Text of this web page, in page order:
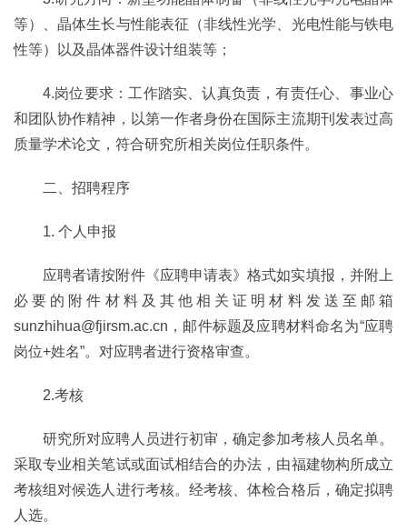
等）、晶体生长与性能表征（非线性光学、光电性能与铁电
性等）以及晶体器件设计组装等；
4.岗位要求：工作踏实、认真负责，有责任心、事业心
和团队协作精神，以第一作者身份在国际主流期刊发表过高
质量学术论文，符合研究所相关岗位任职条件。
二、招聘程序
1. 个人申报
应聘者请按附件《应聘申请表》格式如实填报，并附上
必要的附件材料及其他相关证明材料发送至邮箱
sunzhihua@fjirsm.ac.cn，邮件标题及应聘材料命名为“应聘
岗位+姓名”。对应聘者进行资格审查。
2.考核
研究所对应聘人员进行初审，确定参加考核人员名单。
采取专业相关笔试或面试相结合的办法，由福建物构所成立
考核组对候选人进行考核。经考核、体检合格后，确定拟聘
人选。